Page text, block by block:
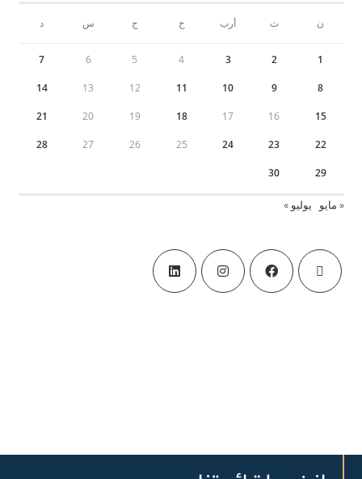
ن ث أرب خ ج س د
1
2
3
4
5
6
7
8
9
10
11
12
13
14
15
16
17
18
19
20
21
22
23
24
25
26
27
28
29
30
« مايو يوليو »